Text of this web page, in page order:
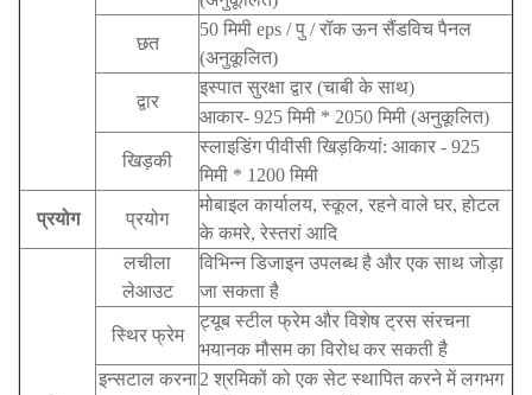
छत
50 मिमी eps / पु / रॉक ऊन सैंडविच पैनल
(अनुकूलित)
द्वार
इस्पात सुरक्षा द्वार (चाबी के साथ)
आकार- 925 मिमी * 2050 मिमी (अनुकूलित)
खिड़की
स्लाइडिंग पीवीसी खिड़कियां: आकार - 925
मिमी * 1200 मिमी
प्रयोग प्रयोग
मोबाइल कार्यालय, स्कूल, रहने वाले घर, होटल
के कमरे, रेस्तरां आदि
लचीला
लेआउट
विभिन्न डिजाइन उपलब्ध है और एक साथ जोड़ा
जा सकता है
स्थिर फ्रेम
ट्यूब स्टील फ्रेम और विशेष ट्रस संरचना
भयानक मौसम का विरोध कर सकती है
इन्सटाल करना 2 श्रमिकों को एक सेट स्थापित करने में लगभग